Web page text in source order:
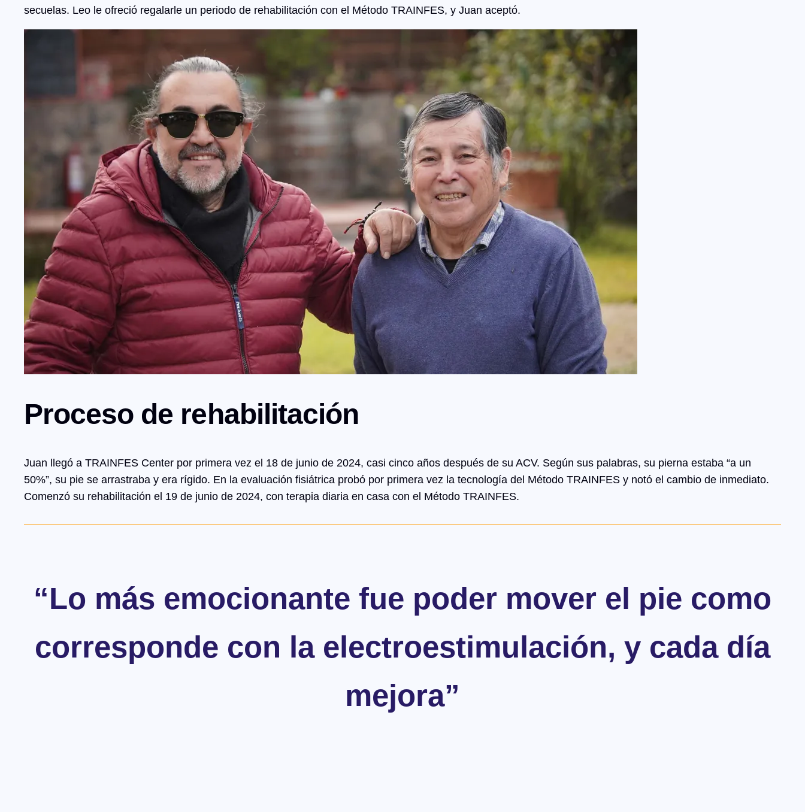
secuelas. Leo le ofreció regalarle un periodo de rehabilitación con el Método TRAINFES, y Juan aceptó.
Proceso de rehabilitación
Juan llegó a TRAINFES Center por primera vez el 18 de junio de 2024, casi cinco años después de su ACV. Según sus palabras, su pierna estaba “a un
50%”, su pie se arrastraba y era rígido. En la evaluación fisiátrica probó por primera vez la tecnología del Método TRAINFES y notó el cambio de inmediato.
Comenzó su rehabilitación el 19 de junio de 2024, con terapia diaria en casa con el Método TRAINFES.
“Lo más emocionante fue poder mover el pie como
corresponde con la electroestimulación, y cada día
mejora”